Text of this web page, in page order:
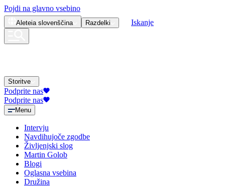
Pojdi na glavno vsebino
Aleteia slovenščina Razdelki Iskanje
Storitve
Podprite nas
Podprite nas
Menu
Intervju
Navdihujoče zgodbe
Življenjski slog
Martin Golob
Blogi
Oglasna vsebina
Družina